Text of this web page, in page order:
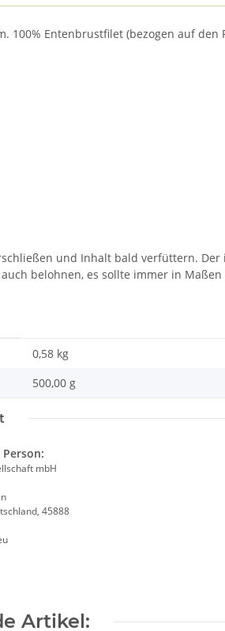
Entenbrustfilet (bezogen auf den
und Inhalt bald verfüttern. Der
belohnen, es sollte immer in Maßen
0,58 kg
500,00 g
mbH
45888
Artikel: